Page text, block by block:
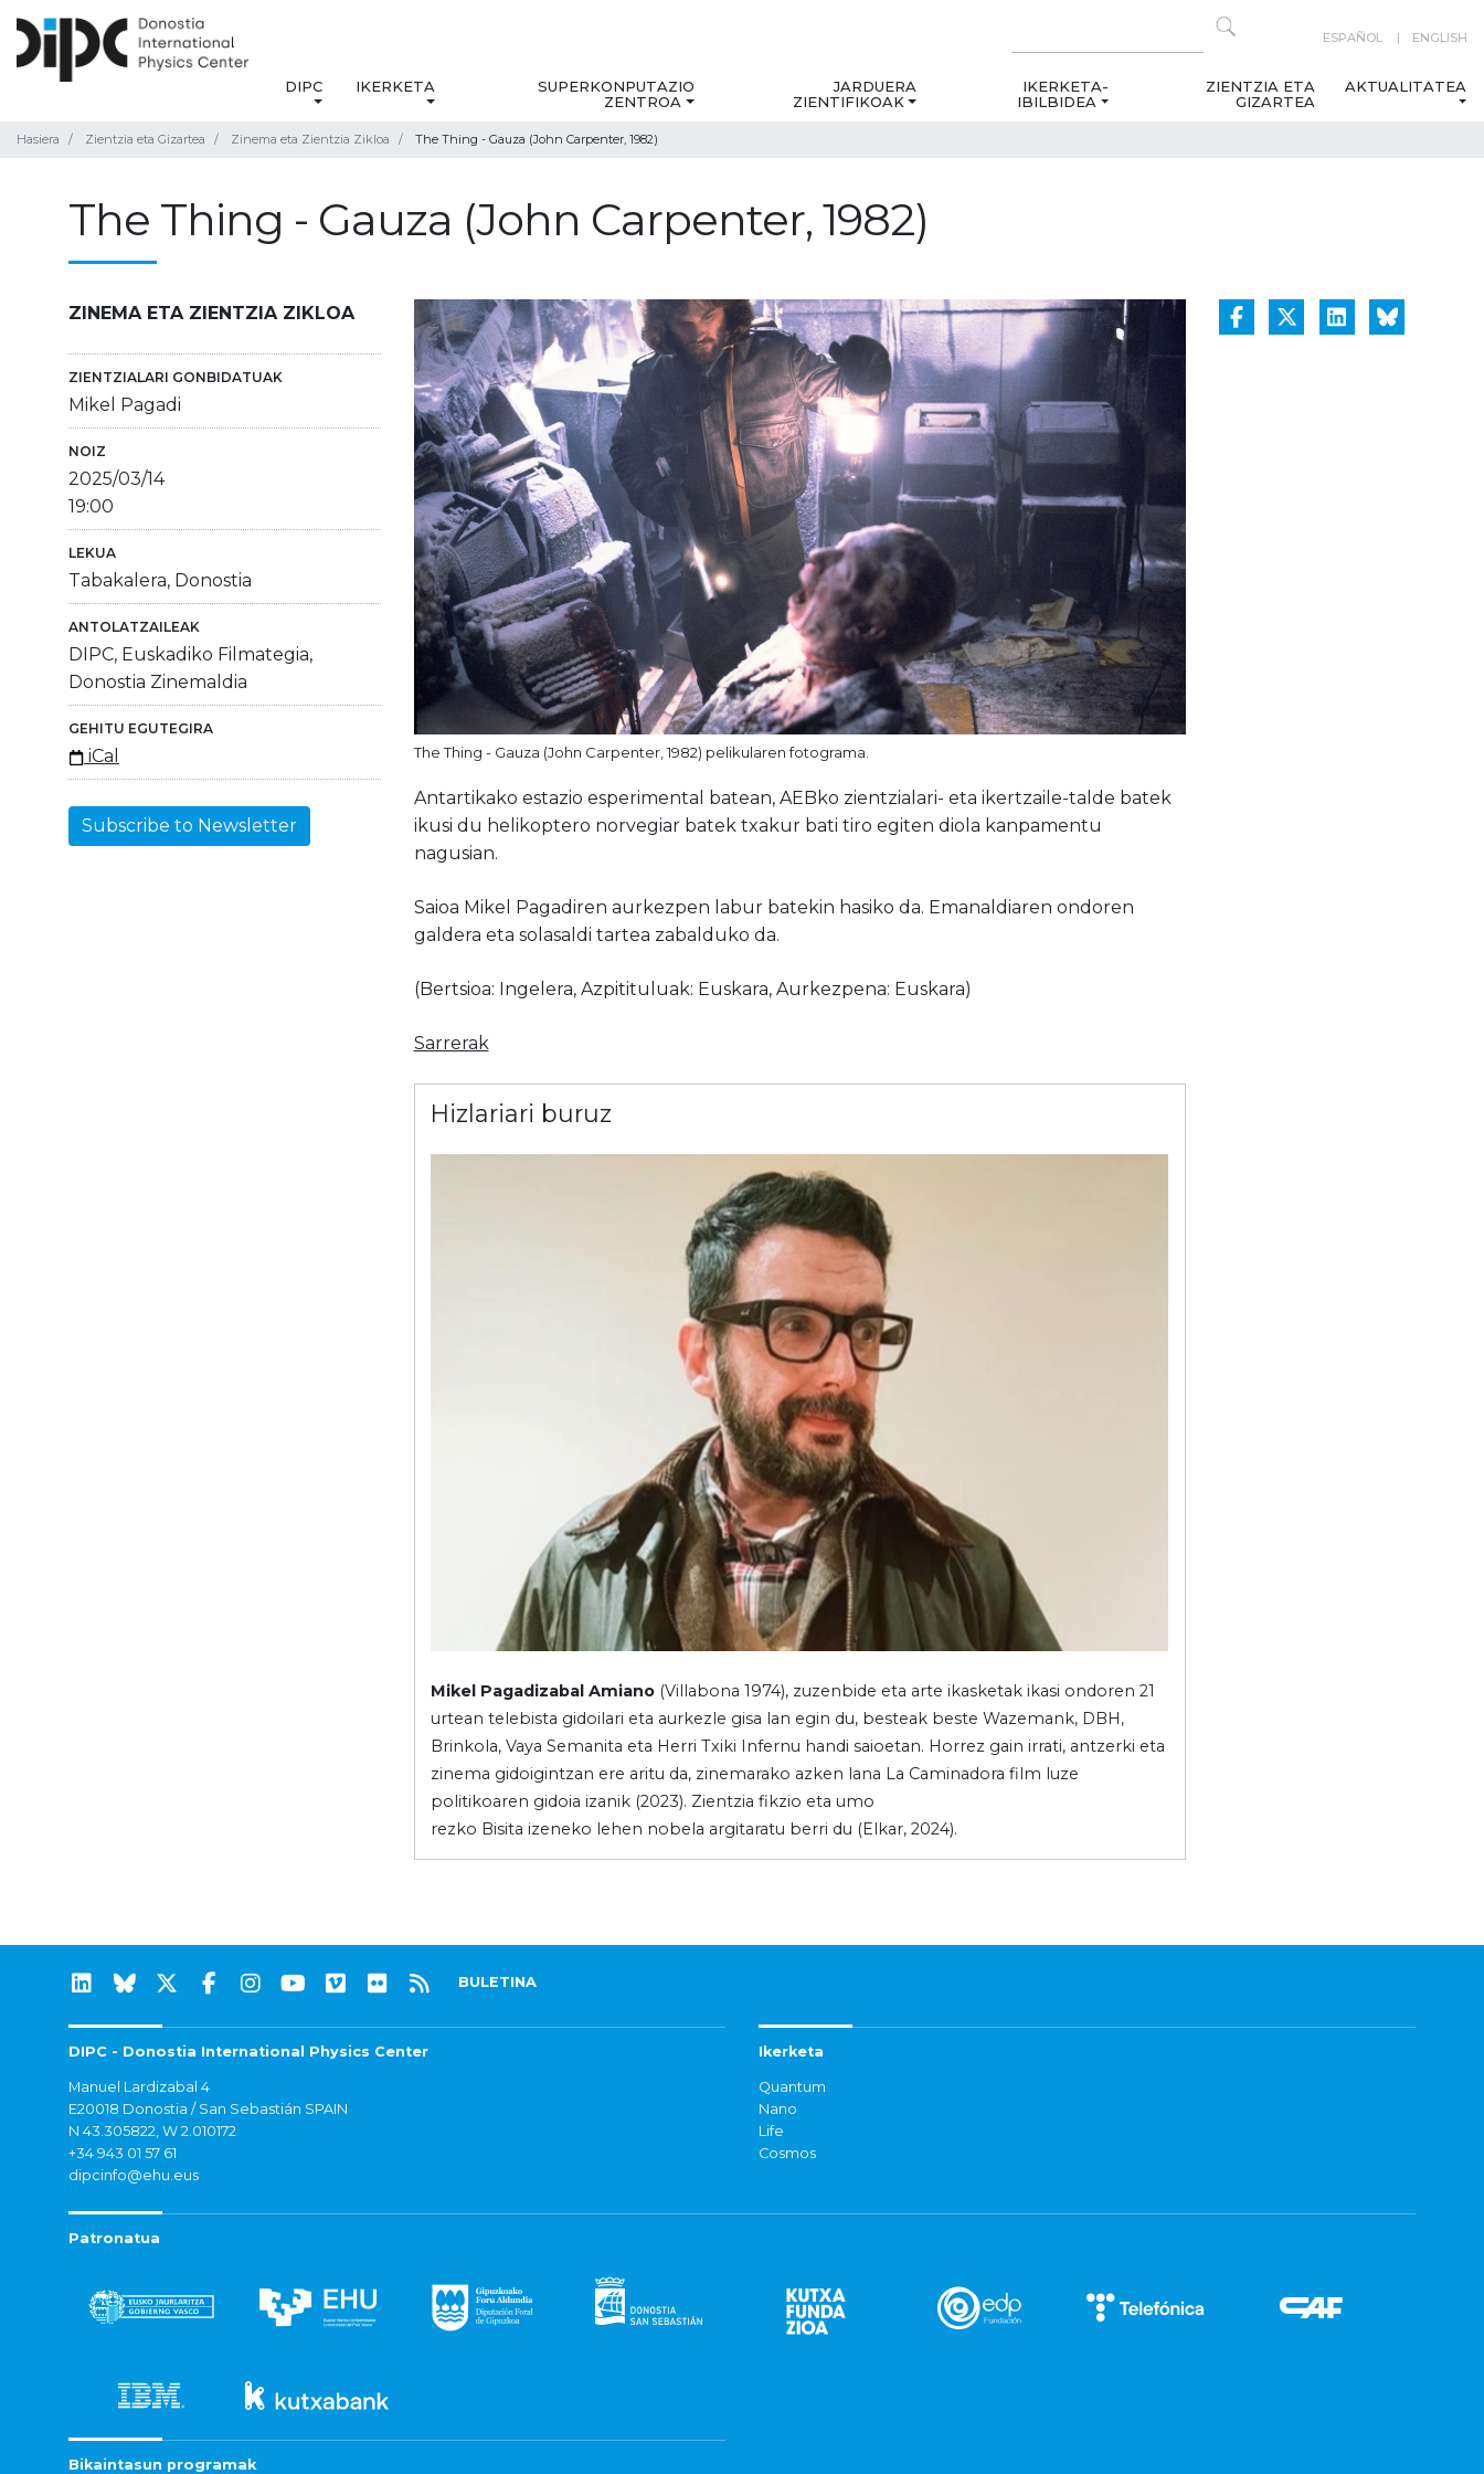
ESPAÑOL ENGLISH
DIPC IKERKETA
SUPERKONPUTAZIO
ZENTROA
JARDUERA
ZIENTIFIKOAK
IKERKETA-
IBILBIDEA
ZIENTZIA ETA
GIZARTEA
AKTUALITATEA
Hasiera Zientzia eta Gizartea Zinema eta Zientzia Zikloa The Thing - Gauza (John Carpenter, 1982)
The Thing - Gauza (John Carpenter, 1982)
ZINEMA ETA ZIENTZIA ZIKLOA
ZIENTZIALARI GONBIDATUAK
Mikel Pagadi
NOIZ
2025/03/14
19:00
LEKUA
Tabakalera, Donostia
ANTOLATZAILEAK
DIPC, Euskadiko Filmategia,
Donostia Zinemaldia
GEHITU EGUTEGIRA
iCal
Subscribe to Newsletter
The Thing - Gauza (John Carpenter, 1982) pelikularen fotograma.
Antartikako estazio esperimental batean, AEBko zientzialari- eta ikertzaile-talde batek
ikusi du helikoptero norvegiar batek txakur bati tiro egiten diola kanpamentu
nagusian.
Saioa Mikel Pagadiren aurkezpen labur batekin hasiko da. Emanaldiaren ondoren
galdera eta solasaldi tartea zabalduko da.
(Bertsioa: Ingelera, Azpitituluak: Euskara, Aurkezpena: Euskara)
Sarrerak
Hizlariari buruz
Mikel Pagadizabal Amiano(Villabona 1974), zuzenbide eta arte ikasketak ikasi ondoren 21
urtean telebista gidoilari eta aurkezle gisa lan egin du, besteak beste Wazemank, DBH,
Brinkola, Vaya Semanita eta Herri Txiki Infernu handi saioetan. Horrez gain irrati, antzerki eta
zinema gidoigintzan ere aritu da, zinemarako azken lana La Caminadora film luze
politikoaren gidoia izanik (2023). Zientzia fikzio eta umo
rezko Bisita izeneko lehen nobela argitaratu berri du (Elkar, 2024).
BULETINA
DIPC - Donostia International Physics Center
Manuel Lardizabal 4
E20018 Donostia / San Sebastián SPAIN
N 43.305822, W 2.010172
+34 943 01 57 61
dipcinfo@ehu.eus
Ikerketa
Quantum
Nano
Life
Cosmos
Patronatua
Bikaintasun programak